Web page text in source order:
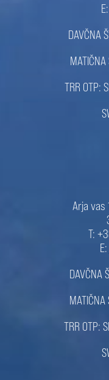
E:
DAVČNA
TRR OTP:
Arja vas
T:
E:
DAVČNA
TRR OTP: